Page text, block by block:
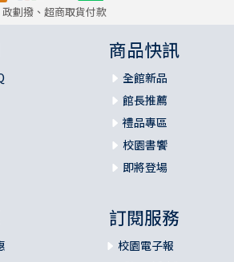
政劃撥、超商取貨付款
商品快訊
全館新品
館長推薦
禮品專區
校園書饗
即將登場
訂閱服務
校園電子報